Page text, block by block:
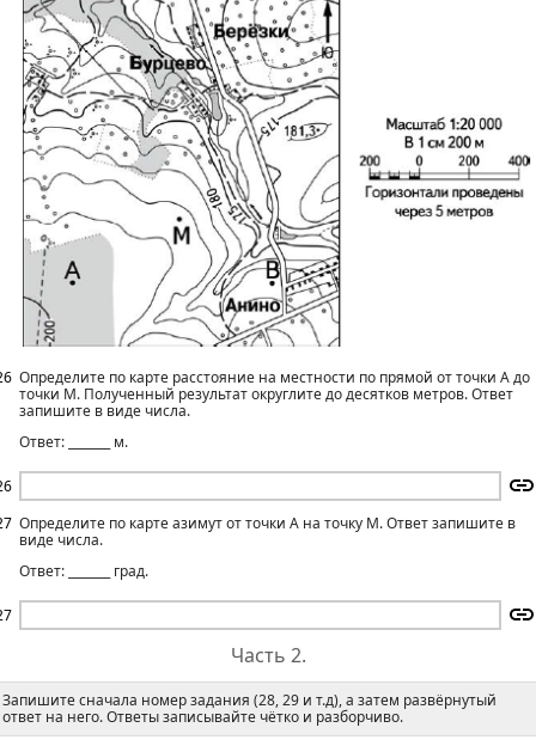
Определите по карте расстояние на местности по прямой от точки А до
точки М. Полученный результат округлите до десятков метров. Ответ
запишите в виде числа.
Ответ: _______ м.
Определите по карте азимут от точки А на точку М. Ответ запишите в
виде числа.
Ответ: _______ град.
Часть 2.
Запишите сначала номер задания (28, 29 и т.д), а затем развёрнутый
ответ на него. Ответы записывайте чётко и разборчиво.